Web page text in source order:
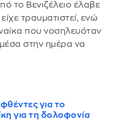
το Βενιζέλειο έλαβε
τραυματιστεί, ενώ
που νοσηλευόταν
στην ημέρα να
για το
για τη δολοφονία